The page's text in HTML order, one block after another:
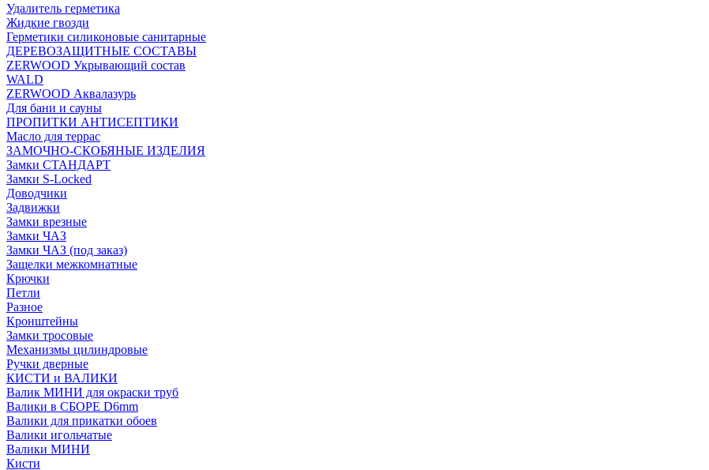
Удалитель герметика
Жидкие гвозди
Герметики силиконовые санитарные
ДЕРЕВОЗАЩИТНЫЕ СОСТАВЫ
ZERWOOD Укрывающий состав
WALD
ZERWOOD Аквалазурь
Для бани и сауны
ПРОПИТКИ АНТИСЕПТИКИ
Масло для террас
ЗАМОЧНО-СКОБЯНЫЕ ИЗДЕЛИЯ
Замки СТАНДАРТ
Замки S-Locked
Доводчики
Задвижки
Замки врезные
Замки ЧАЗ
Замки ЧАЗ (под заказ)
Защелки межкомнатные
Крючки
Петли
Разное
Кронштейны
Замки тросовые
Механизмы цилиндровые
Ручки дверные
КИСТИ и ВАЛИКИ
Валик МИНИ для окраски труб
Валики в СБОРЕ D6mm
Валики для прикатки обоев
Валики игольчатые
Валики МИНИ
Кисти